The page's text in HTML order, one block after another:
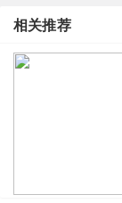
相关推荐